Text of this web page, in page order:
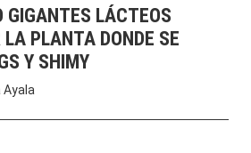
GIGANTES LÁCTEOS
PLANTA DONDE SE
Y SHIMY
Ayala